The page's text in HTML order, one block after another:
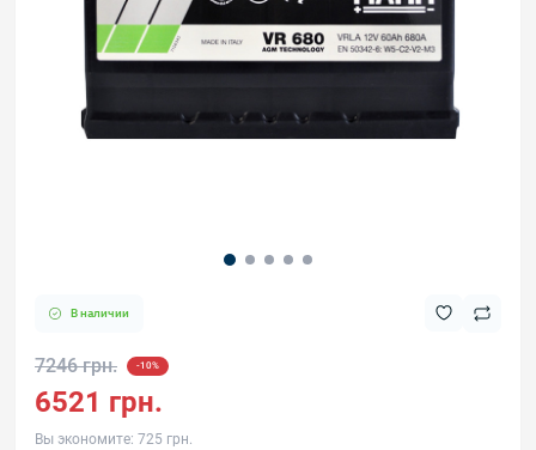
В наличии
7246 грн. -10%
6521 грн.
Вы экономите: 725 грн.